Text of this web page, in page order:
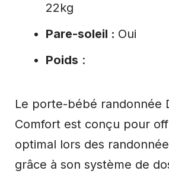
22kg
Pare-soleil : Oui
Poids :
Le porte-bébé randonnée
Comfort est conçu pour
optimal lors des
grâce à son système de